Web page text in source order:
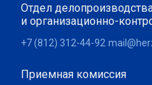
Отдел
и организационно-
+7 (812) 312-44-92
Приемная комиссия